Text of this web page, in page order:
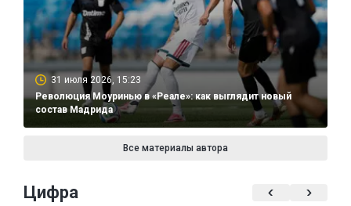
31 июля 2026, 15:23
Революция Моуринью в «Реале»: как выглядит новый
состав Мадрида
Все материалы автора
Цифра